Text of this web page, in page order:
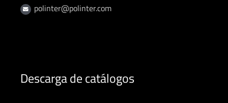
polinter@polinter.com
Descarga de catálogos